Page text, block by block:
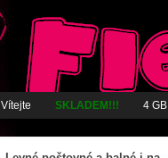
Vítejte SKLADEM!!! 4 GB